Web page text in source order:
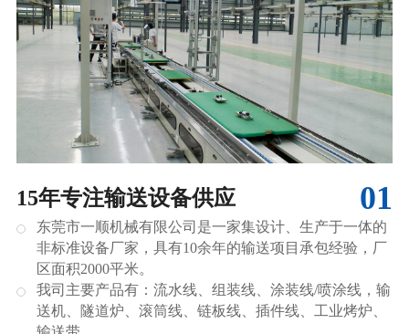
01
15年专注输送设备供应
东莞市一顺机械有限公司是一家集设计、生产于一体的
非标准设备厂家，具有10余年的输送项目承包经验，厂
区面积2000平米。
我司主要产品有：流水线、组装线、涂装线/喷涂线，输
送机、隧道炉、滚筒线、链板线、插件线、工业烤炉、